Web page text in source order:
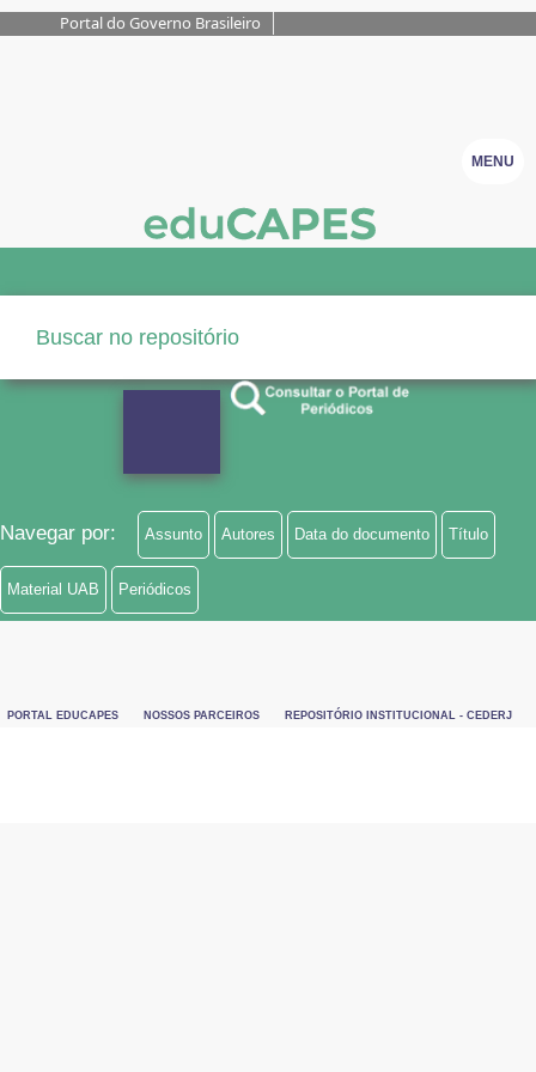
Portal do Governo Brasileiro
MENU
Navegar por: Assunto Autores Data do documento Título
Material UAB Periódicos
PORTAL EDUCAPES NOSSOS PARCEIROS REPOSITÓRIO INSTITUCIONAL - CEDERJ